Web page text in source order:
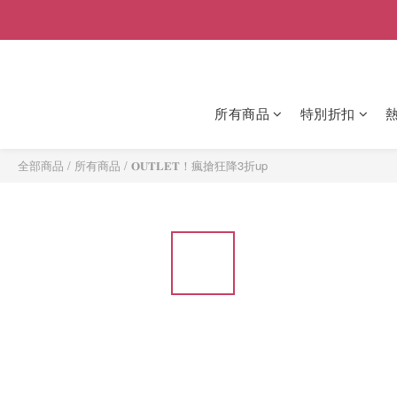
所有商品 特別折扣
全部商品 / 所有商品 / 𝐎𝐔𝐓𝐋𝐄𝐓！瘋搶狂降3折up